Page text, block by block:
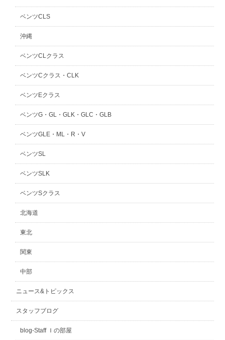
ベンツCLS
沖縄
ベンツCLクラス
ベンツCクラス・CLK
ベンツEクラス
ベンツG・GL・GLK・GLC・GLB
ベンツGLE・ML・R・V
ベンツSL
ベンツSLK
ベンツSクラス
北海道
東北
関東
中部
ニュース&トピックス
スタッフブログ
blog-Staff Ｉの部屋